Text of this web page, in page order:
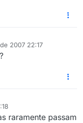
2007 22:17
raramente passam